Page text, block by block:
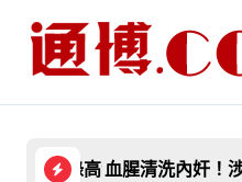
content
口反擊！
飆創紀錄高溫 當局急發警告
血腥清洗內奸！